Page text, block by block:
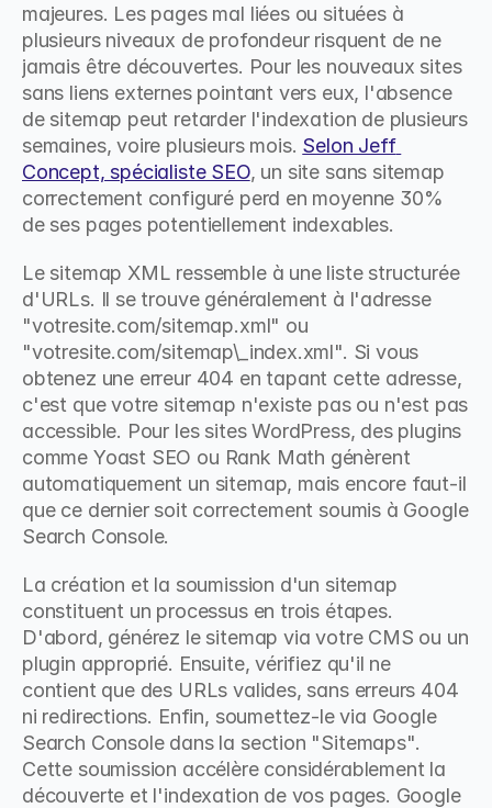
majeures. Les pages mal liées ou situées à
plusieurs niveaux de profondeur risquent de ne
jamais être découvertes. Pour les nouveaux sites
sans liens externes pointant vers eux, l'absence
de sitemap peut retarder l'indexation de plusieurs
semaines, voire plusieurs mois. Selon Jeff
Concept, spécialiste SEO, un site sans sitemap
correctement configuré perd en moyenne 30%
de ses pages potentiellement indexables.
Le sitemap XML ressemble à une liste structurée
d'URLs. Il se trouve généralement à l'adresse
"votresite.com/sitemap.xml" ou
"votresite.com/sitemap\_index.xml". Si vous
obtenez une erreur 404 en tapant cette adresse,
c'est que votre sitemap n'existe pas ou n'est pas
accessible. Pour les sites WordPress, des plugins
comme Yoast SEO ou Rank Math génèrent
automatiquement un sitemap, mais encore faut-il
que ce dernier soit correctement soumis à Google
Search Console.
La création et la soumission d'un sitemap
constituent un processus en trois étapes.
D'abord, générez le sitemap via votre CMS ou un
plugin approprié. Ensuite, vérifiez qu'il ne
contient que des URLs valides, sans erreurs 404
ni redirections. Enfin, soumettez-le via Google
Search Console dans la section "Sitemaps".
Cette soumission accélère considérablement la
découverte et l'indexation de vos pages. Google